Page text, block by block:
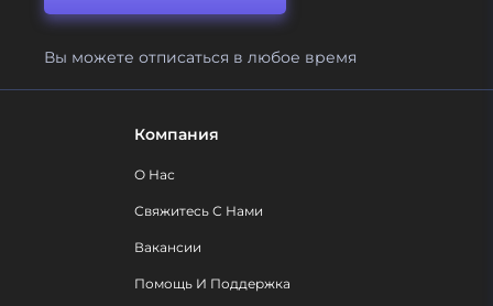
Вы можете отписаться в любое время
Компания
О Нас
Свяжитесь С Нами
Вакансии
Помощь И Поддержка